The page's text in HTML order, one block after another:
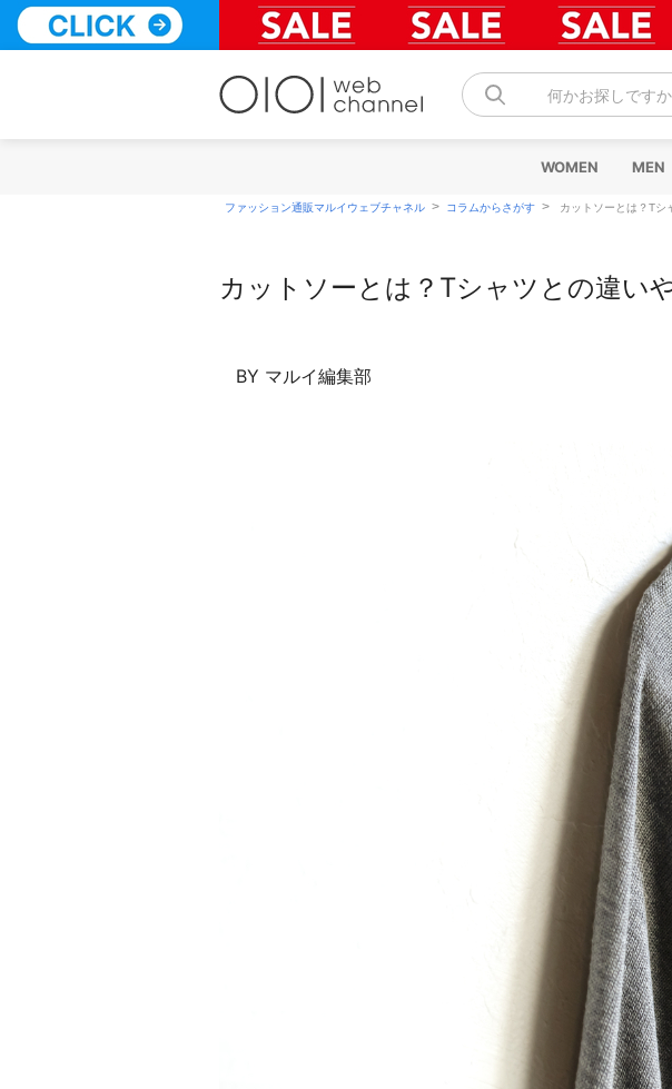
テ
何かお探しですか
WOMEN MEN
ファッション通販マルイウェブチャネル > コラムからさがす > カットソーとは？Tシ
カットソーとは？Tシャツとの違い
BY マルイ編集部